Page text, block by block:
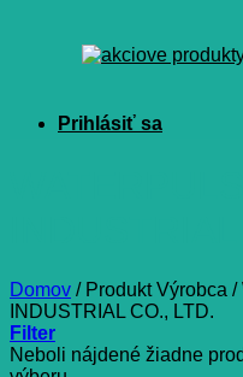
Domov /Produkt Výrobca /
INDUSTRIAL CO., LTD.
Filter
Neboli nájdené žiadne